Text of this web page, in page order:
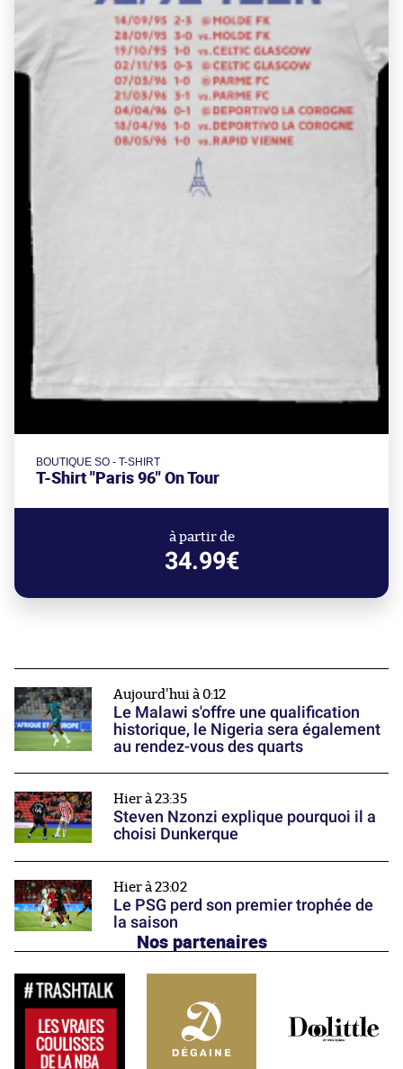
BOUTIQUE SO - T-SHIRT
T-Shirt "Paris 96" On Tour
à partir de
34.99€
Aujourd'hui à 0:12
Le Malawi s'offre une qualification
historique, le Nigeria sera également
au rendez-vous des quarts
Hier à 23:35
Steven Nzonzi explique pourquoi il a
choisi Dunkerque
Hier à 23:02
Le PSG perd son premier trophée de
la saison
Nos partenaires